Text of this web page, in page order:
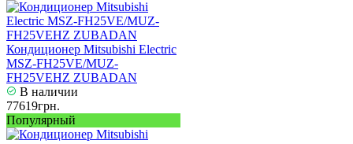
Кондиционер Mitsubishi Electric
MSZ-FH25VE/MUZ-
FH25VEHZ ZUBADAN
В наличии
77619грн.
Популярный